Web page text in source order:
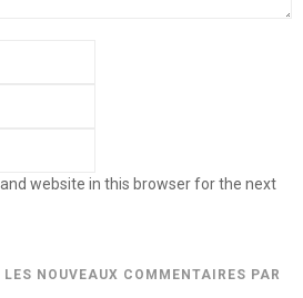
website in this browser for the next
NOUVEAUX COMMENTAIRES PAR